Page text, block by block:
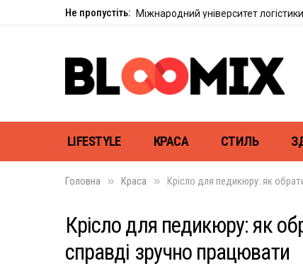
Не пропустіть: Міжнародний університет
LIFESTYLE КРАСА СТИЛЬ
Головна » Краса » Крісло для педикюру: як
Крісло для педикюру: як
справді зручно працювати